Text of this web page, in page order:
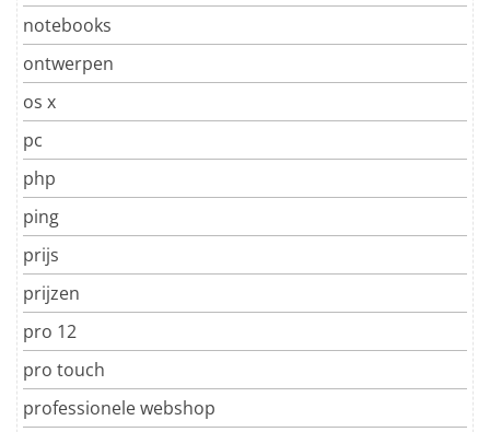
notebooks
ontwerpen
os x
pc
php
ping
prijs
prijzen
pro 12
pro touch
professionele webshop